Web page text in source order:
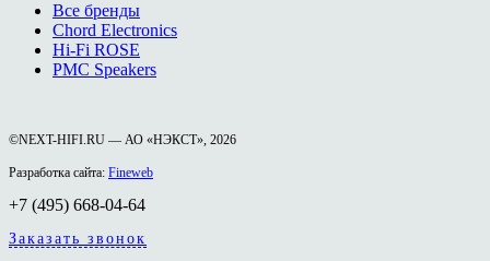
Все бренды
Chord Electronics
Hi-Fi ROSE
PMC Speakers
©NEXT-HIFI.RU — АО «НЭКСТ», 2026
Разработка сайта: Fineweb
+7 (495) 668-04-64
Заказать звонок